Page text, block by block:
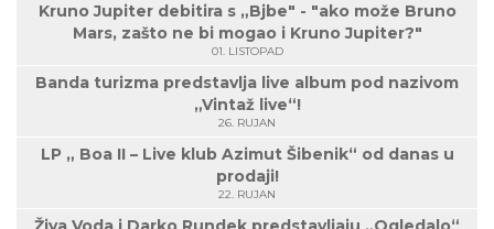
Kruno Jupiter debitira s „Bjbe" - "ako može Bruno
Mars, zašto ne bi mogao i Kruno Jupiter?"
01. LISTOPAD
Banda turizma predstavlja live album pod nazivom
„Vintaž live“!
26. RUJAN
LP „ Boa II – Live klub Azimut Šibenik“ od danas u
prodaji!
22. RUJAN